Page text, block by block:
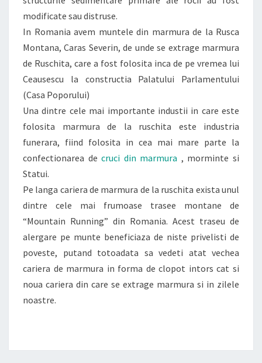
modificate sau distruse.
In Romania avem muntele din marmura de la Rusca
Montana, Caras Severin, de unde se extrage marmura
de Ruschita, care a fost folosita inca de pe vremea lui
Ceausescu la constructia Palatului Parlamentului
(Casa Poporului)
Una dintre cele mai importante industii in care este
folosita marmura de la ruschita este industria
funerara, fiind folosita in cea mai mare parte la
confectionarea decruci din marmura , morminte si
Statui.
Pe langa cariera de marmura de la ruschita exista unul
dintre cele mai frumoase trasee montane de
“Mountain Running” din Romania. Acest traseu de
alergare pe munte beneficiaza de niste privelisti de
poveste, putand totoadata sa vedeti atat vechea
cariera de marmura in forma de clopot intors cat si
noua cariera din care se extrage marmura si in zilele
noastre.